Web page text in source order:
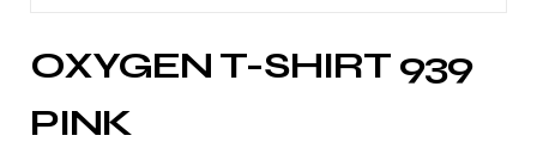
OXYGEN T-SHIRT 939
PINK